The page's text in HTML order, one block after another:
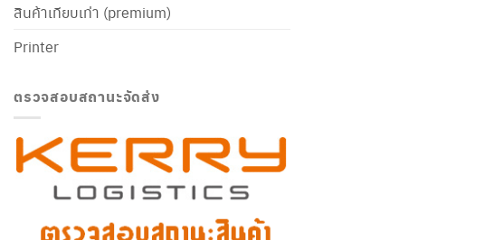
สินค้าเทียบเท่า (premium)
Printer
ตรวจสอบสถานะจัดส่ง